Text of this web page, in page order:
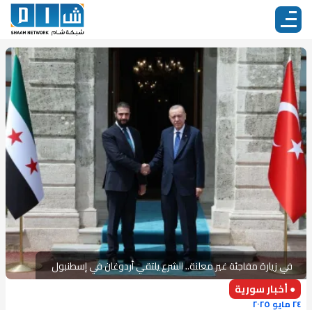
في زيارة مفاجئة غير معلنة.. الشرع يلتقي أردوغان في إسطنبول
● أخبار سورية
٢٤ مايو ٢٠٢٥